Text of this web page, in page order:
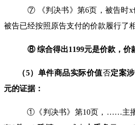
⑦ 《判决书》第6页，被告时x
被告已经按照原告支付的价款履行了
⑧ 综合得出1199元是价款，价
（5）单件商品实际价值否定案
元的证据：
①《判决书》第10页， ……主